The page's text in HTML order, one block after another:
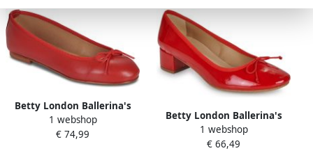
Betty London Ballerina's
JANE
1 webshop
€ 74,99
Betty London Ballerina's
HANNA
1 webshop
€ 66,49